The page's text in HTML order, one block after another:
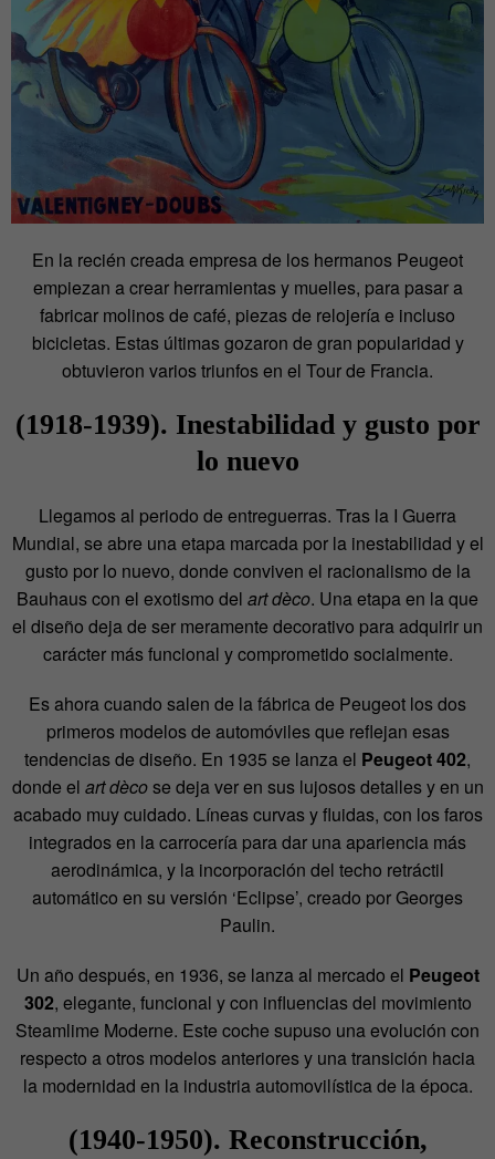
En la recién creada empresa de los hermanos Peugeot
empiezan a crear herramientas y muelles, para pasar a
fabricar molinos de café, piezas de relojería e incluso
bicicletas. Estas últimas gozaron de gran popularidad y
obtuvieron varios triunfos en el Tour de Francia.
(1918-1939). Inestabilidad y gusto por
lo nuevo
Llegamos al periodo de entreguerras. Tras la I Guerra
Mundial, se abre una etapa marcada por la inestabilidad y el
gusto por lo nuevo, donde conviven el racionalismo de la
Bauhaus con el exotismo del art dèco. Una etapa en la que
el diseño deja de ser meramente decorativo para adquirir un
carácter más funcional y comprometido socialmente.
Es ahora cuando salen de la fábrica de Peugeot los dos
primeros modelos de automóviles que reflejan esas
tendencias de diseño. En 1935 se lanza el Peugeot 402,
donde el art dècose deja ver en sus lujosos detalles y en un
acabado muy cuidado. Líneas curvas y fluidas, con los faros
integrados en la carrocería para dar una apariencia más
aerodinámica, y la incorporación del techo retráctil
automático en su versión ‘Eclipse’, creado por Georges
Paulin.
Un año después, en 1936, se lanza al mercado el Peugeot
302, elegante, funcional y con influencias del movimiento
Steamlime Moderne. Este coche supuso una evolución con
respecto a otros modelos anteriores y una transición hacia
la modernidad en la industria automovilística de la época.
(1940-1950). Reconstrucción,